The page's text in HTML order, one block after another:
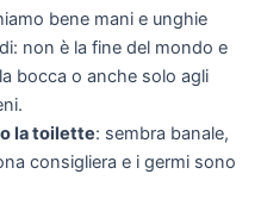
bene mani e unghie
non è la fine del mondo e
bocca o anche solo agli
la toilette: sembra banale,
consigliera e i germi sono